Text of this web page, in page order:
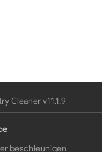
Cleaner v11.1.9
beschleunigen